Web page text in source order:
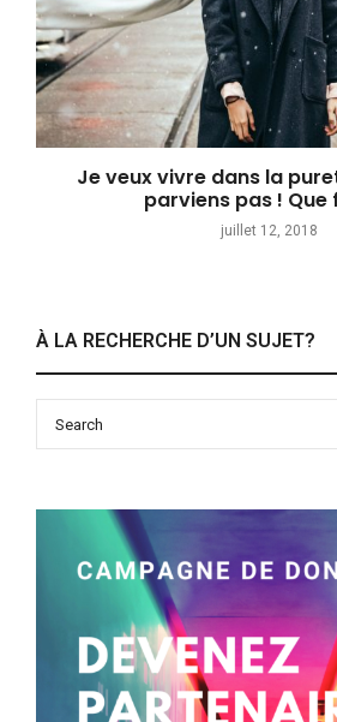
Je veux vivre dans la
parviens pas ! Que
juillet 12, 2018
À LA RECHERCHE D’UN SUJET?